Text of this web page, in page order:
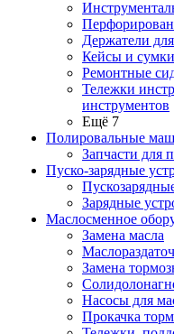
Держатели
Кейсы и
Ремонтные
Тележки
инструментов
Ещё 7
Полировальные
Запчасти для
Пуско-зарядные
Зарядные
Маслосменное
Замена масла
Замена
Насосы для
Прокачка